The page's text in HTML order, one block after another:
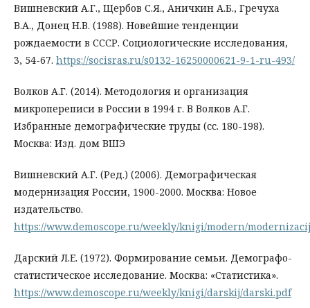
Вишневский А.Г., Щербов С.Я., Аничкин А.Б., Гречуха
В.А., Донец Н.В. (1988). Новейшие тенденции
рождаемости в СССР. Социологические исследования,
3, 54-67. https://socisras.ru/s0132-16250000621-9-1-ru-493/
Волков А.Г. (2014). Методология и организация
микропереписи в России в 1994 г. В Волков А.Г.
Избранные демографические труды (сс. 180-198).
Москва: Изд. дом ВШЭ
Вишневский А.Г. (Ред.) (2006). Демографическая
модернизация России, 1900-2000. Москва: Новое
издательство.
https://www.demoscope.ru/weekly/knigi/modern/
Дарский Л.Е. (1972). Формирование семьи. Демографо-
статистическое исследование. Москва: «Статистика».
https://www.demoscope.ru/weekly/knigi/darskij/darski.pdf